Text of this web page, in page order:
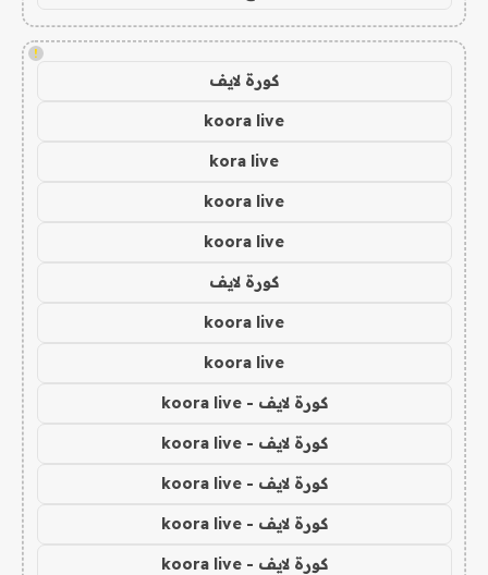
!
كورة لايف
koora live
kora live
koora live
koora live
كورة لايف
koora live
koora live
كورة لايف - koora live
كورة لايف - koora live
كورة لايف - koora live
كورة لايف - koora live
كورة لايف - koora live